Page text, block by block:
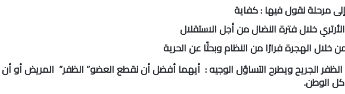
إلى مرحلة نقول فيها : كفاية
خلال فترة النضال من أجل الاستقلال
خلال الهجرة فرارًا من النظام وبحثًا عن الحرية
الجريح ويطرح التساؤل الوجيه : أيهما أفضل أن نقطع العضو” الظفر” المريض أو أن
الوطن.